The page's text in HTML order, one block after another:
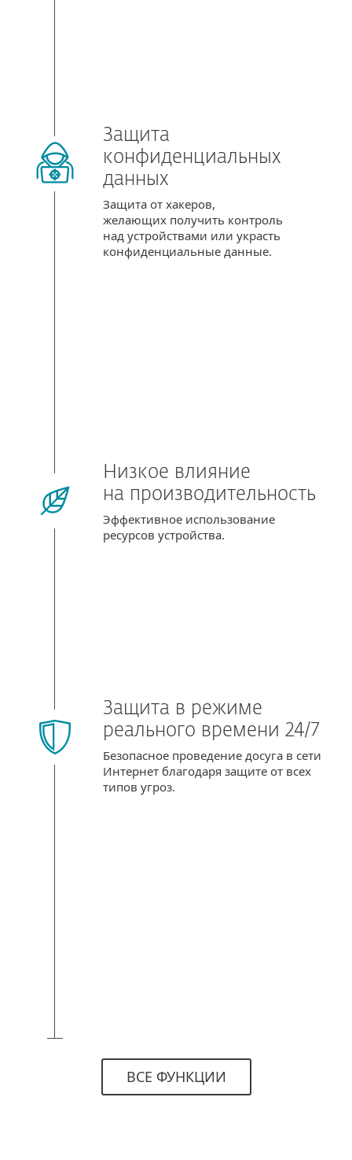
Защита
конфиденциальных
данных
Защита от хакеров,
желающих получить контроль
над устройствами или украсть
конфиденциальные данные.
Низкое влияние
на производительность
Эффективное использование
ресурсов устройства.
Защита в режиме
реального времени 24/7
Безопасное проведение досуга в сети
Интернет благодаря защите от всех
типов угроз.
ВСЕ ФУНКЦИИ